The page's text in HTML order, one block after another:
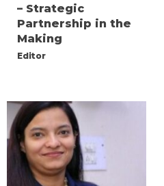
– Strategic
Partnership in the
Making
Editor